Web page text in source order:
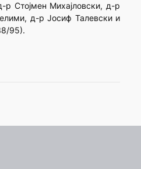
р Стојмен Михајловски, д-р
д-р Јосиф Талевски и
95).